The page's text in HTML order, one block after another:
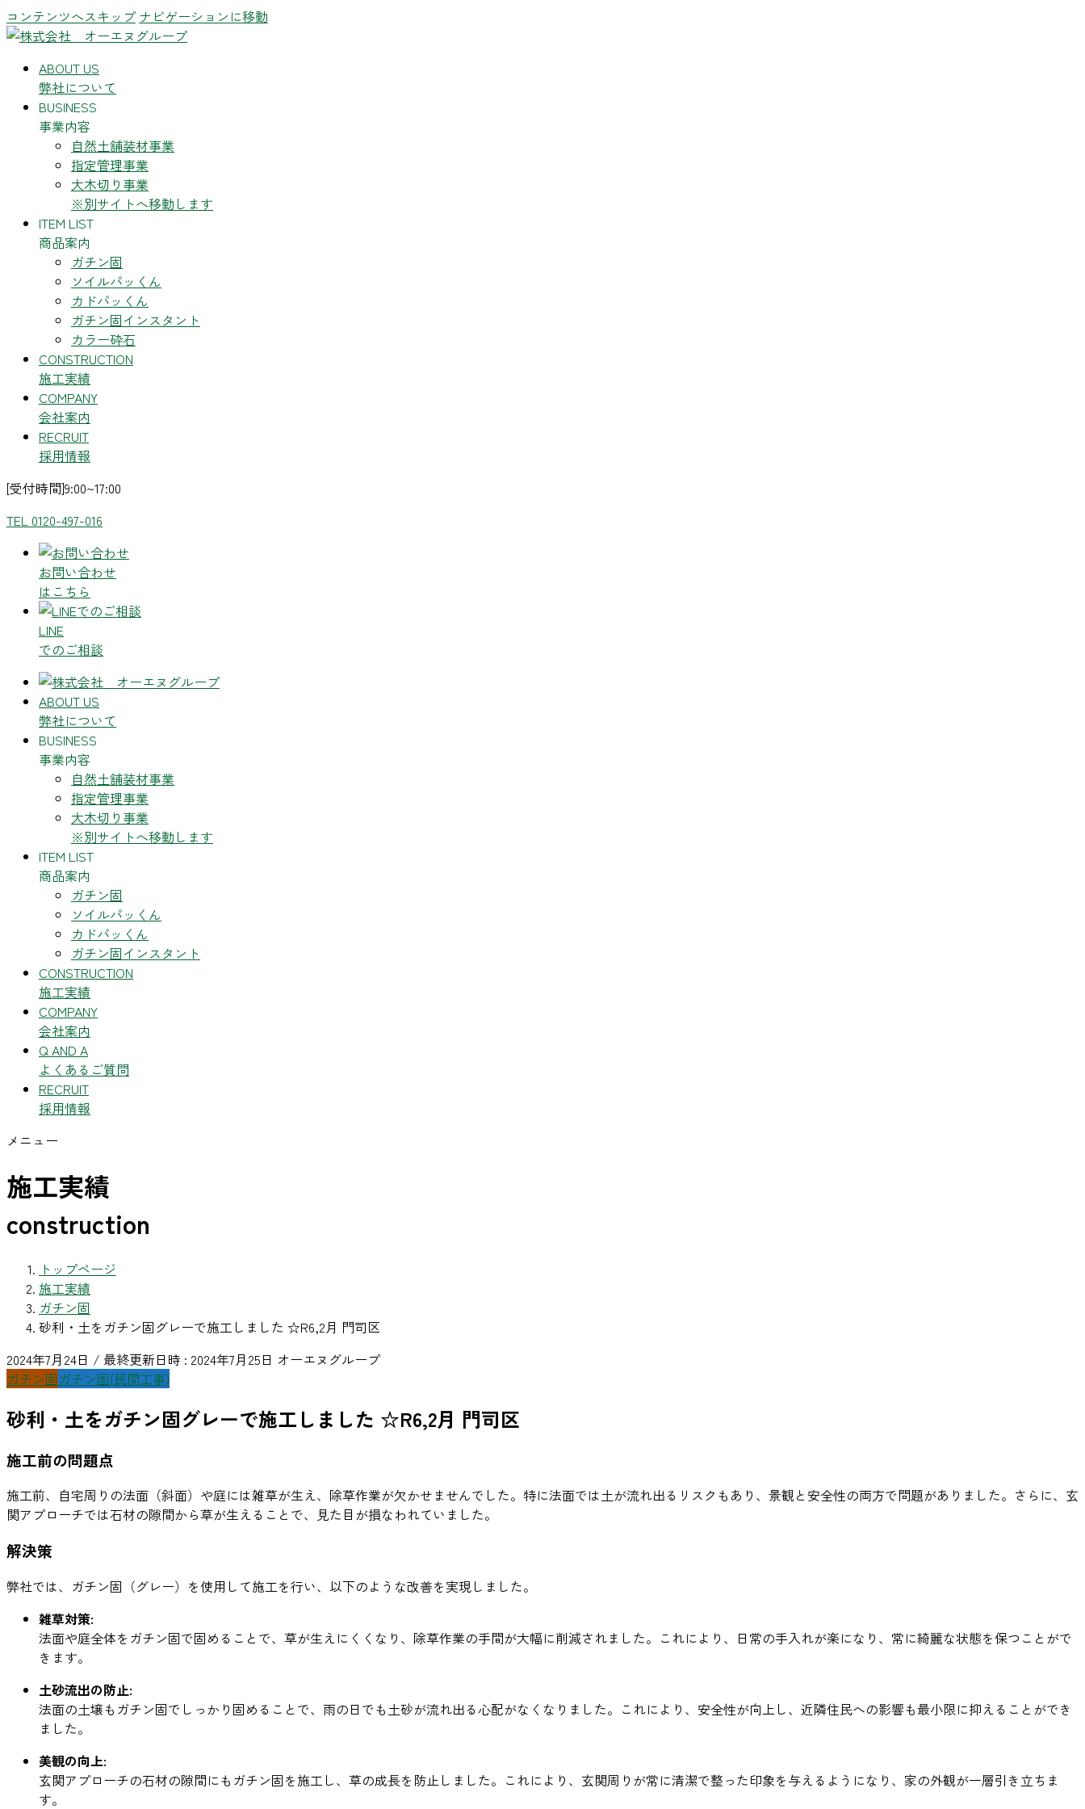
コンテンツへスキップ ナビゲーションに移動
ABOUT US
弊社について
BUSINESS
事業内容
自然土舗装材事業
指定管理事業
大木切り事業
※別サイトへ移動します
ITEM LIST
商品案内
ガチン固
ソイルパッくん
カドパッくん
ガチン固インスタント
カラー砕石
CONSTRUCTION
施工実績
COMPANY
会社案内
RECRUIT
採用情報
[受付時間]9:00~17:00
TEL 0120-497-016
お問い合わせ
はこちら
LINE
でのご相談
ABOUT US
弊社について
BUSINESS
事業内容
自然土舗装材事業
指定管理事業
大木切り事業
※別サイトへ移動します
ITEM LIST
商品案内
ガチン固
ソイルパッくん
カドパッくん
ガチン固インスタント
CONSTRUCTION
施工実績
COMPANY
会社案内
Q AND A
よくあるご質問
RECRUIT
採用情報
メニュー
施工実績
construction
トップページ
施工実績
ガチン固
砂利・土をガチン固グレーで施工しました ☆R6,2月 門司区
2024年7月24日 / 最終更新日時 : 2024年7月25日 オーエヌグループ
ガチン固ガチン固(民間工事)
砂利・土をガチン固グレーで施工しました ☆R6,2月 門司区
施工前の問題点
施工前、自宅周りの法面（斜面）や庭には雑草が生え、除草作業が欠かせませんでした。特に法面では土が流れ出るリスクもあり、景観と安全性の両方で問題がありました。さらに、玄
関アプローチでは石材の隙間から草が生えることで、見た目が損なわれていました。
解決策
弊社では、ガチン固（グレー）を使用して施工を行い、以下のような改善を実現しました。
雑草対策:
法面や庭全体をガチン固で固めることで、草が生えにくくなり、除草作業の手間が大幅に削減されました。これにより、日常の手入れが楽になり、常に綺麗な状態を保つことがで
きます。
土砂流出の防止:
法面の土壌もガチン固でしっかり固めることで、雨の日でも土砂が流れ出る心配がなくなりました。これにより、安全性が向上し、近隣住民への影響も最小限に抑えることができ
ました。
美観の向上:
玄関アプローチの石材の隙間にもガチン固を施工し、草の成長を防止しました。これにより、玄関周りが常に清潔で整った印象を与えるようになり、家の外観が一層引き立ちま
す。